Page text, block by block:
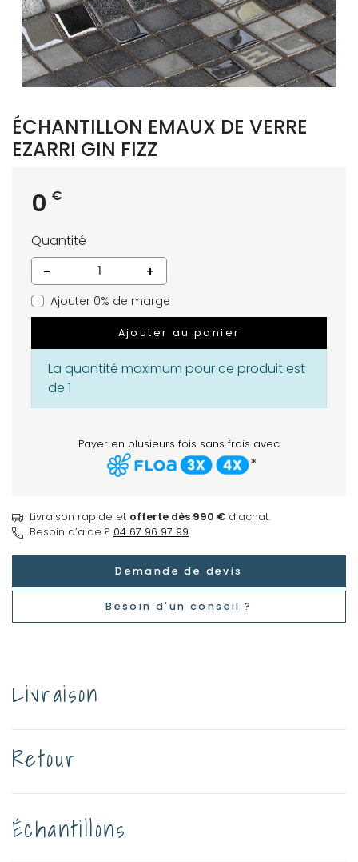
ÉCHANTILLON EMAUX DE VERRE
EZARRI GIN FIZZ
0 €
Quantité
-
+
Ajouter 0% de marge
Ajouter au panier
La quantité maximum pour ce produit est
de 1
Payer en plusieurs fois sans frais avec
*
Livraison rapide et offerte dès 990 € d’achat.
Besoin d’aide ? 04 67 96 97 99
Demande de devis
Besoin d'un conseil ?
Livraison
Retour
Échantillons